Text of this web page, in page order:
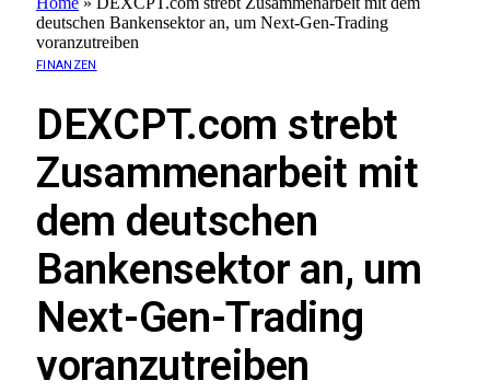
deutschen Bankensektor an, um Next-Gen-Trading
voranzutreiben
FINANZEN
DEXCPT.com strebt
Zusammenarbeit mit
dem deutschen
Bankensektor an, um
Next-Gen-Trading
voranzutreiben